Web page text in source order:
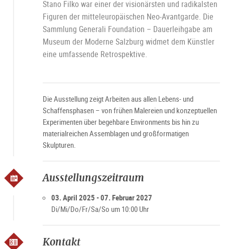
Stano Filko war einer der visionärsten und radikalsten
Figuren der mitteleuropäischen Neo-Avantgarde. Die
Sammlung Generali Foundation – Dauerleihgabe am
Museum der Moderne Salzburg widmet dem Künstler
eine umfassende Retrospektive.
Die Ausstellung zeigt Arbeiten aus allen Lebens- und
Schaffensphasen – von frühen Malereien und konzeptuellen
Experimenten über begehbare Environments bis hin zu
materialreichen Assemblagen und großformatigen
Skulpturen.
Ausstellungszeitraum
03. April 2025 - 07. Februar 2027
Di/Mi/Do/Fr/Sa/So um 10:00 Uhr
Kontakt